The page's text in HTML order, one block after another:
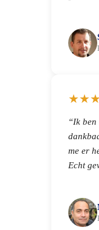
“Ik ben
me er
Echt